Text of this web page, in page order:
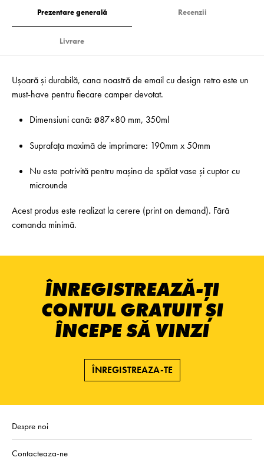
Prezentare generală Recenzii
Livrare
Ușoară și durabilă, cana noastră de email cu design retro este un
must-have pentru fiecare camper devotat.
Dimensiuni cană: ø87×80 mm, 350ml
Suprafața maximă de imprimare: 190mm x 50mm
Nu este potrivită pentru mașina de spălat vase și cuptor cu
microunde
Acest produs este realizat la cerere (print on demand). Fără
comanda minimă.
ÎNREGISTREAZĂ-ȚI
CONTUL GRATUIT ȘI
ÎNCEPE SĂ VINZI
ÎNREGISTREAZA-TE
Despre noi
Contacteaza-ne